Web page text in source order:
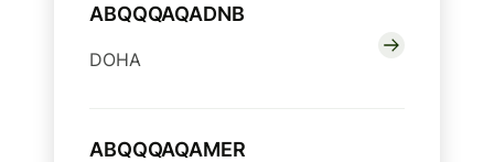
ABQQQAQADNB
DOHA
ABQQQAQAMER